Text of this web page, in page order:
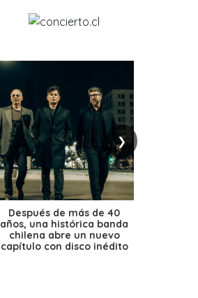
❯
Después de más de 40
años, una histórica banda
chilena abre un nuevo
capítulo con disco inédito